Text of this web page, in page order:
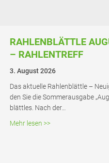
RAH­LEN­BLÄTT­LE
– RAHLENTREFF
3. August 2026
Das aktu­el­le Rah­len­blätt­le –
den Sie die Som­mer­aus­ga­be
blätt­les. Nach der…
Mehr lesen >>about